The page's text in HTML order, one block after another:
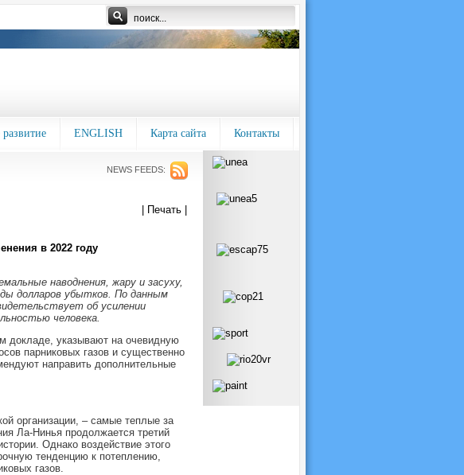
ENGLISH Карта сайта Контакты
NEWS FEEDS:
| Печать |
в 2022 году
наводнения, жару и засуху,
долларов убытков. По данным
об усилении
человека.
докладе, указывают на очевидную
парниковых газов и существенно
направить дополнительные
организации, – самые теплые за
Ла-Нинья продолжается третий
Однако воздействие этого
тенденцию к потеплению,
газов.